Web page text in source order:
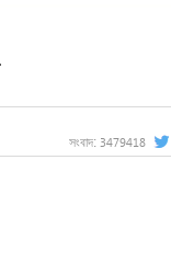
সংবাদ: 3479418